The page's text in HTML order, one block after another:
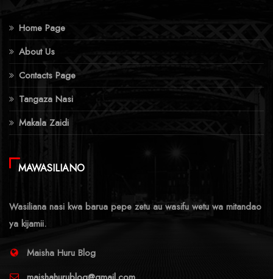
Home Page
About Us
Contacts Page
Tangaza Nasi
Makala Zaidi
MAWASILIANO
Wasiliana nasi kwa barua pepe zetu au wasifu wetu wa mitandao
ya kijamii.
Maisha Huru Blog